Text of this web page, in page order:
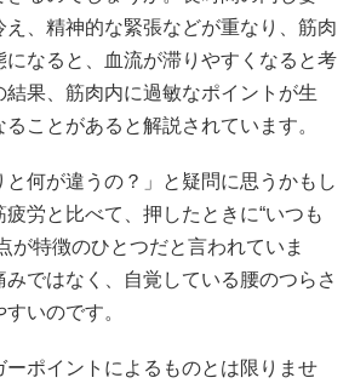
、精神的な緊張などが重なり、筋肉
になると、血流が滞りやすくなると考
結果、筋肉内に過敏なポイントが生
ことがあると解説されています。
と何が違うの？」と疑問に思うかもし
労と比べて、押したときに“いつも
が特徴のひとつだと言われていま
ではなく、自覚している腰のつらさ
いのです。
ーポイントによるものとは限りませ